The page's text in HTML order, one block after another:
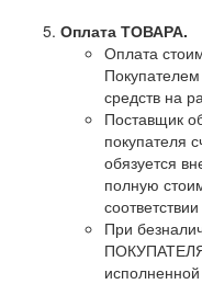
Оплата ТОВАРА.
Оплата
средств на
Поставщик
покупателя
обязуется
полную
При
ПОКУПАТЕЛЯ